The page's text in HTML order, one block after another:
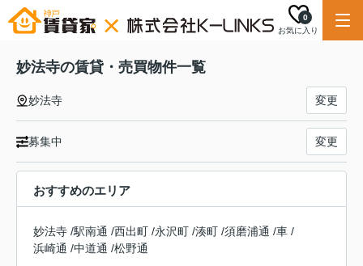
お気に入り
0
妙法寺の賃貸・売買物件一覧
妙法寺 変更
募集中 変更
おすすめのエリア
妙法寺 /駅南通 /西出町 /永沢町 /湊町 /須磨浦通 /車 /
浜崎通 /中道通 /松野通